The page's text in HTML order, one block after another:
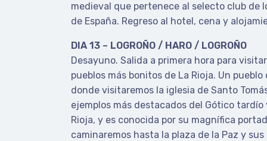
medieval que pertenece al selecto club de
de España. Regreso al hotel, cena y
DIA 13 – LOGROÑO / HARO / LOGROÑO
Desayuno. Salida a primera hora para
pueblos más bonitos de La Rioja. Un
donde visitaremos la iglesia de Santo
ejemplos más destacados del Gótico tardío
Rioja, y es conocida por su magnífica
caminaremos hasta la plaza de la Paz y